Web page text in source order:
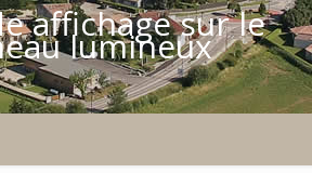
affichage sur le
lumineux